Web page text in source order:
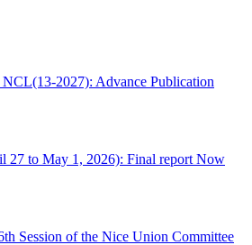
2027): Advance Publication
27 to May 1, 2026): Final report Now
Session of the Nice Union Committee